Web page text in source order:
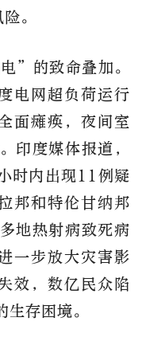
。
”的致命叠加。
电网超负荷运行
面瘫痪，夜间室
印度媒体报道，
时内出现11例疑
邦和特伦甘纳邦
地热射病致死病
一步放大灾害影
效，数亿民众陷
存困境。